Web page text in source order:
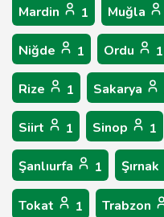
Mardin 1 Muğla
Niğde 1 Ordu 1
Rize 1 Sakarya
Siirt 1 Sinop 1
Şanlıurfa 1 Şırnak
Tokat 1 Trabzon